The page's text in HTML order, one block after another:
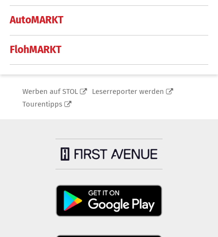
AutoMARKT
FlohMARKT
Werben auf STOL
Leserreporter werden
Tourentipps